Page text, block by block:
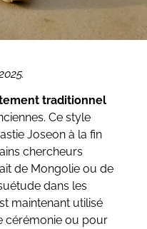
traditionnel
Ce style
Joseon à la fin
chercheurs
de Mongolie ou de
dans les
maintenant utilisé
cérémonie ou pour